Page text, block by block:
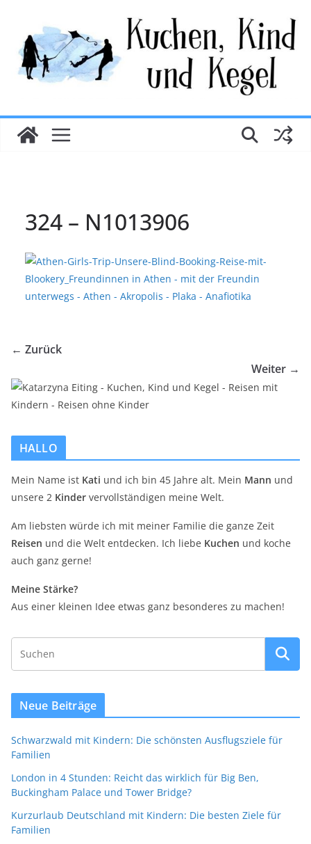
springen
324 – N1013906
← Zurück
Weiter →
HALLO
Mein Name ist Kati und ich bin 45 Jahre alt. Mein Mann und
unsere 2 Kinder vervollständigen meine Welt.
Am liebsten würde ich mit meiner Familie die ganze Zeit
Reisen und die Welt entdecken. Ich liebe Kuchen und koche
auch ganz gerne!
Meine Stärke?
Aus einer kleinen Idee etwas ganz besonderes zu machen!
Neue Beiträge
Schwarzwald mit Kindern: Die schönsten Ausflugsziele für
Familien
London in 4 Stunden: Reicht das wirklich für Big Ben,
Buckingham Palace und Tower Bridge?
Kurzurlaub Deutschland mit Kindern: Die besten Ziele für
Familien